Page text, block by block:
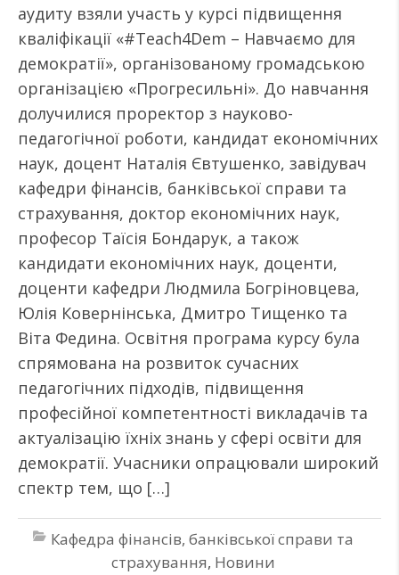
аудиту взяли участь у курсі підвищення
кваліфікації «#Teach4Dem – Навчаємо для
демократії», організованому громадською
організацією «Прогресильні». До навчання
долучилися проректор з науково-
педагогічної роботи, кандидат економічних
наук, доцент Наталія Євтушенко, завідувач
кафедри фінансів, банківської справи та
страхування, доктор економічних наук,
професор Таїсія Бондарук, а також
кандидати економічних наук, доценти,
доценти кафедри Людмила Богріновцева,
Юлія Ковернінська, Дмитро Тищенко та
Віта Федина. Освітня програма курсу була
спрямована на розвиток сучасних
педагогічних підходів, підвищення
професійної компетентності викладачів та
актуалізацію їхніх знань у сфері освіти для
демократії. Учасники опрацювали широкий
спектр тем, що […]
Кафедра фінансів, банківської справи та
страхування, Новини